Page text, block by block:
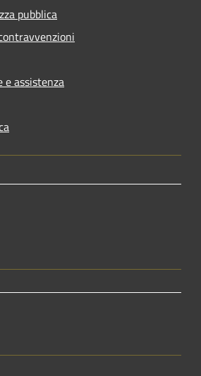
pubblica
e assistenza